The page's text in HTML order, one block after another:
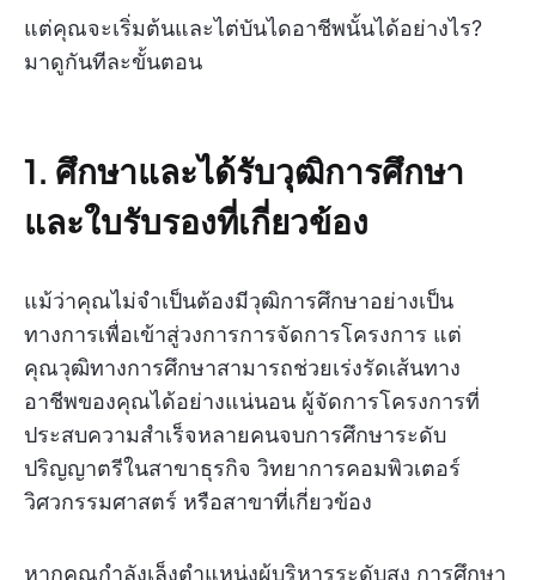
แต่คุณจะเริ่มต้นและไต่บันไดอาชีพนั้นได้อย่างไร?
มาดูกันทีละขั้นตอน
1. ศึกษาและได้รับวุฒิการศึกษา
และใบรับรองที่เกี่ยวข้อง
แม้ว่าคุณไม่จำเป็นต้องมีวุฒิการศึกษาอย่างเป็น
ทางการเพื่อเข้าสู่วงการการจัดการโครงการ แต่
คุณวุฒิทางการศึกษาสามารถช่วยเร่งรัดเส้นทาง
อาชีพของคุณได้อย่างแน่นอน ผู้จัดการโครงการที่
ประสบความสำเร็จหลายคนจบการศึกษาระดับ
ปริญญาตรีในสาขาธุรกิจ วิทยาการคอมพิวเตอร์
วิศวกรรมศาสตร์ หรือสาขาที่เกี่ยวข้อง
หากคุณกำลังเล็งตำแหน่งผู้บริหารระดับสูง การศึกษา